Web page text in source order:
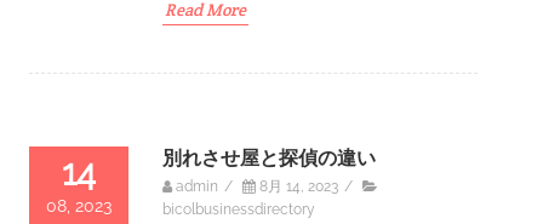
Read More
14
08, 2023
別れさせ屋と探偵の違い
admin / 8月 14, 2023 /
bicolbusinessdirectory